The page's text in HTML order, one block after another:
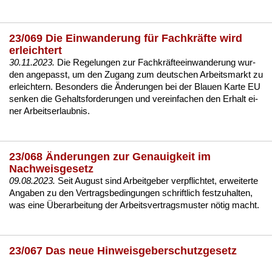
23/069 Die Einwanderung für Fachkräfte wird
erleichtert
30.11.2023. Die Re­ge­lun­gen zur Fach­kräfte­ein­wan­de­rung wur­
den an­ge­passt, um den Zu­gang zum deut­schen Ar­beits­markt zu
er­leich­tern. Be­son­ders die Ände­run­gen bei der Blau­en Kar­te EU
sen­ken die Ge­halts­for­de­run­gen und ver­ein­fa­chen den Er­halt ei­
ner Ar­beits­er­laub­nis.
23/068 Änderungen zur Genauigkeit im
Nachweisgesetz
09.08.2023. Seit Au­gust sind Ar­beit­ge­ber ver­pflich­tet, er­wei­ter­te
An­ga­ben zu den Ver­trags­be­din­gun­gen schrift­lich fest­zu­hal­ten,
was ei­ne Übe­r­ar­bei­tung der Ar­beits­ver­trags­mus­ter nötig macht.
23/067 Das neue Hinweisgeberschutzgesetz